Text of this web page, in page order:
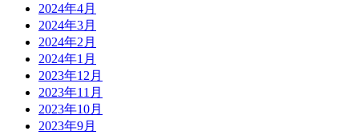
2024年4月
2024年3月
2024年2月
2024年1月
2023年12月
2023年11月
2023年10月
2023年9月